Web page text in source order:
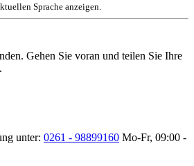
Sprache anzeigen.
Gehen Sie voran und teilen Sie Ihre
unter: 0261 - 98899160 Mo-Fr, 09:00 -